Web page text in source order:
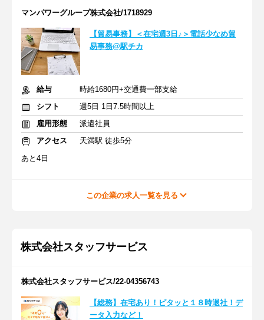
マンパワーグループ株式会社/1718929
【貿易事務】＜在宅週3日♪＞電話少なめ貿
易事務@駅チカ
給与
時給1680円+交通費一部支給
シフト
週5日 1日7.5時間以上
雇用形態
派遣社員
アクセス
天満駅 徒歩5分
あと4日
この企業の求人一覧を見る
株式会社スタッフサービス
株式会社スタッフサービス/22-04356743
【総務】在宅あり！ピタッと１８時退社！デ
ータ入力など！